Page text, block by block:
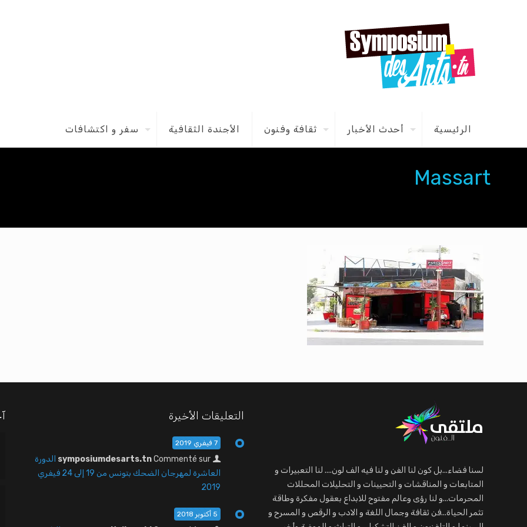
الرئيسية أحدث الأخبار ثقافة وفنون الأجندة الثقافية سفر و اكتشافات
Massart
لسنا فضاء...بل كون لنا الفن و لنا فيه الف لون.... لنا التعبيرات و
المتابعات و المناقشات و التحيينات و التحليلات المحللات
المحرمات...و لنا رؤى وعالم مفتوح للابداع بعقول مفكرة وطاقة
تثمر الحياة...فن ثقافة وجمال اللغة و الادب و الرقص و المسرح و
التعليقات الأخيرة
7 فيفري 2019
symposiumdesarts.tnCommenté sur
الدورة
العاشرة لمهرجان الضحك بتونس من 19 إلى 24 فيفري
2019
5 أكتوبر 2018